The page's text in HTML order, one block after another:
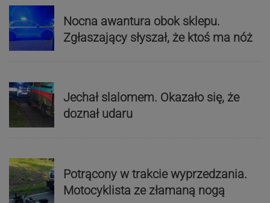
Nocna awantura obok sklepu.
Zgłaszający słyszał, że ktoś ma nóż
Jechał slalomem. Okazało się, że
doznał udaru
Potrącony w trakcie wyprzedzania.
Motocyklista ze złamaną nogą